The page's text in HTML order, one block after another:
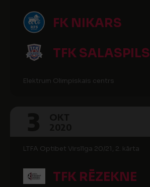
FK NIKARS
TFK SALASPILS
Elektrum Olimpiskais centrs
LTFA Optibet Virslīga 20/21, 2. kārta
TFK RĒZEKNE